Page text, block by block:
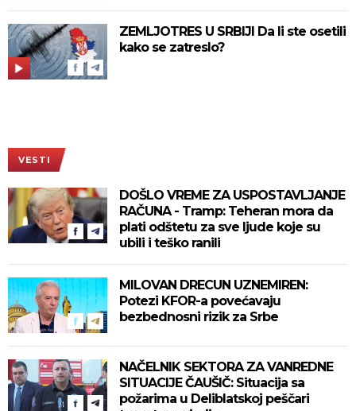
ZEMLJOTRES U SRBIJI Da li ste osetili
kako se zatreslo?
VESTI
DOŠLO VREME ZA USPOSTAVLJANJE
RAČUNA - Tramp: Teheran mora da
plati odštetu za sve ljude koje su
ubili i teško ranili
MILOVAN DRECUN UZNEMIREN:
Potezi KFOR-a povećavaju
bezbednosni rizik za Srbe
NAČELNIK SEKTORA ZA VANREDNE
SITUACIJE ČAUŠIČ: Situacija sa
požarima u Deliblatskoj peščari